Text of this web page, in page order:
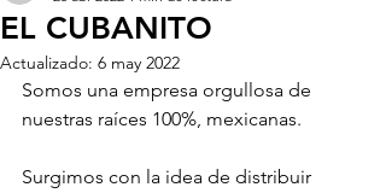
EL CUBANITO
Actualizado: 6 may 2022
Somos una empresa orgullosa de
nuestras raíces 100%, mexicanas.
Surgimos con la idea de distribuir